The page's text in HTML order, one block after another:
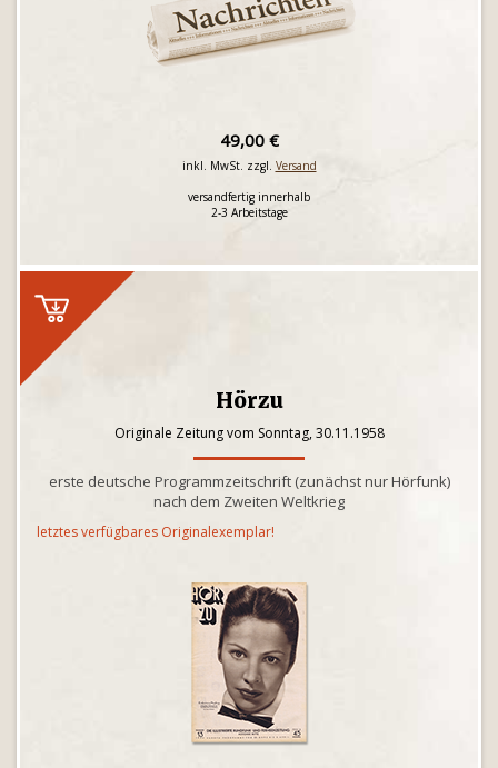
49,00 €
inkl. MwSt. zzgl. Versand
versandfertig innerhalb
2-3 Arbeitstage
Hörzu
Originale Zeitung vom Sonntag, 30.11.1958
erste deutsche Programmzeitschrift (zunächst nur Hörfunk)
nach dem Zweiten Weltkrieg
letztes verfügbares Originalexemplar!